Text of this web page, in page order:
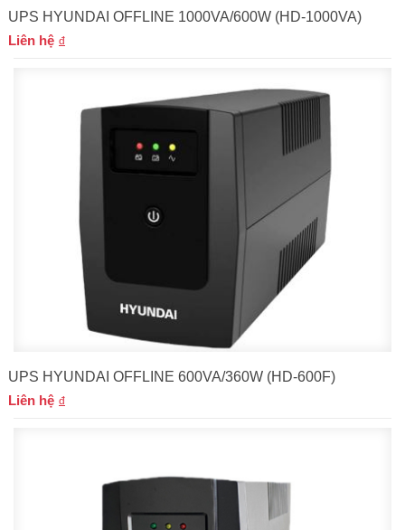
UPS HYUNDAI OFFLINE 1000VA/600W (HD-1000VA)
Liên hệ
UPS HYUNDAI OFFLINE 600VA/360W (HD-600F)
Liên hệ